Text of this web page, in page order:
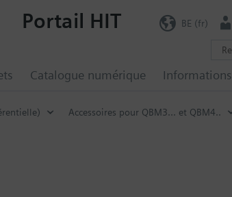
Catalogue numérique Informations
Portail HIT BE (fr)
Accessoires pour QBM3... et QBM4..